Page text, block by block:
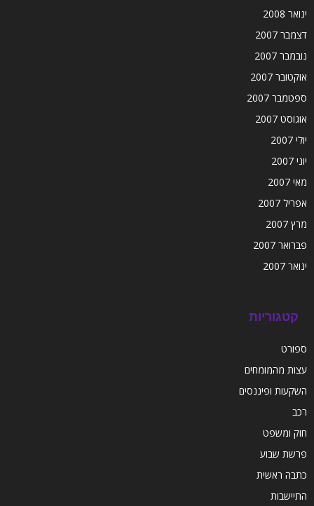
ינואר 2008
דצמבר 2007
נובמבר 2007
אוקטובר 2007
ספטמבר 2007
אוגוסט 2007
יולי 2007
יוני 2007
מאי 2007
אפריל 2007
מרץ 2007
פברואר 2007
ינואר 2007
קטגוריות
ספורט
עצות מהמומחים
השקעות ופיננסים
רכב
חוק ומשפט
פרשת שבוע
כתבה ראשית
התיישבות